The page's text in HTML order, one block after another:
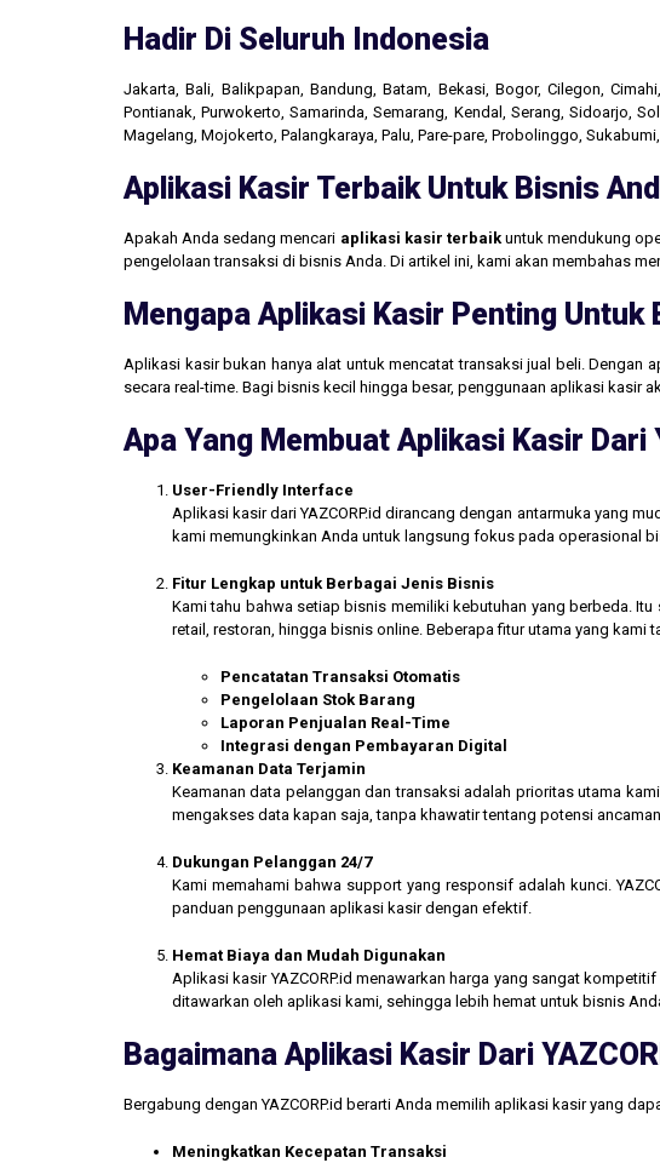
Hadir Di Seluruh Indonesia
Jakarta, Bali, Balikpapan, Bandung, Batam, Bekasi, Bogor, Cilegon,
Pontianak, Purwokerto, Samarinda, Semarang, Kendal, Serang, Sidoarjo,
Magelang, Mojokerto, Palangkaraya, Palu, Pare-pare, Probolinggo,
Aplikasi Kasir Terbaik Untuk Bisnis
Apakah Anda sedang mencari aplikasi kasir terbaikuntuk mendukung
pengelolaan transaksi di bisnis Anda. Di artikel ini, kami akan membahas
Mengapa Aplikasi Kasir Penting Untuk
Aplikasi kasir bukan hanya alat untuk mencatat transaksi jual beli.
secara real-time. Bagi bisnis kecil hingga besar, penggunaan aplikasi kasir
Apa Yang Membuat Aplikasi Kasir Dari
User-Friendly Interface
Aplikasi kasir dari YAZCORP.id dirancang dengan antarmuka yang
kami memungkinkan Anda untuk langsung fokus pada operasional
Fitur Lengkap untuk Berbagai Jenis Bisnis
Kami tahu bahwa setiap bisnis memiliki kebutuhan yang berbeda.
retail, restoran, hingga bisnis online. Beberapa fitur utama yang kami
Pencatatan Transaksi Otomatis
Pengelolaan Stok Barang
Laporan Penjualan Real-Time
Integrasi dengan Pembayaran Digital
Keamanan Data Terjamin
Keamanan data pelanggan dan transaksi adalah prioritas utama
mengakses data kapan saja, tanpa khawatir tentang potensi
Dukungan Pelanggan 24/7
Kami memahami bahwa support yang responsif adalah kunci.
panduan penggunaan aplikasi kasir dengan efektif.
Hemat Biaya dan Mudah Digunakan
Aplikasi kasir YAZCORP.id menawarkan harga yang sangat
ditawarkan oleh aplikasi kami, sehingga lebih hemat untuk bisnis
Bagaimana Aplikasi Kasir Dari
Bergabung dengan YAZCORP.id berarti Anda memilih aplikasi kasir yang
Meningkatkan Kecepatan Transaksi